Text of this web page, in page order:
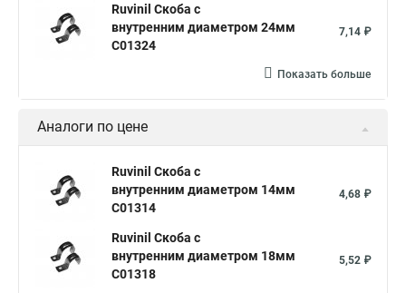
Ruvinil Скоба с
внутренним диаметром 24мм
С01324
7,14 ₽
Показать больше
Аналоги по цене
Ruvinil Скоба с
внутренним диаметром 14мм
С01314
4,68 ₽
Ruvinil Скоба с
внутренним диаметром 18мм
С01318
5,52 ₽